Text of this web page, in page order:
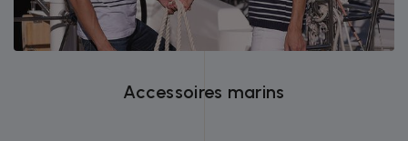
Accessoires marins